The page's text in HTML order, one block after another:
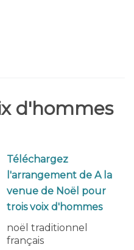
d'hommes
Téléchargez
l'arrangement de A la
venue de Noël pour
trois voix d'hommes
noël traditionnel
français